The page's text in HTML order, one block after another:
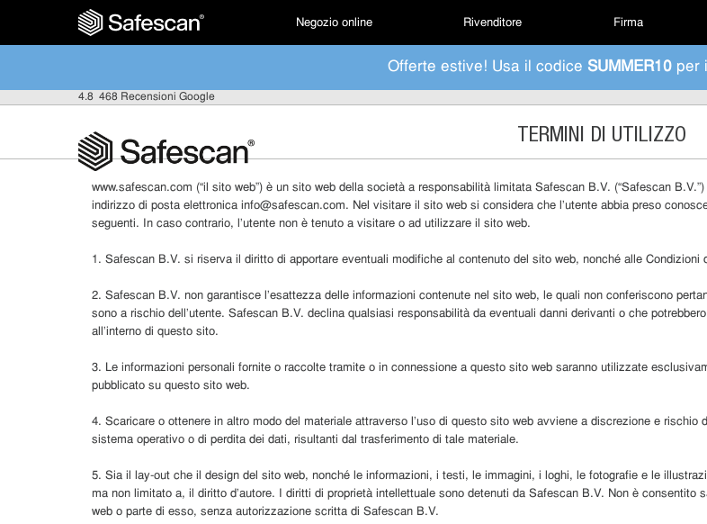
Negozio online Rivenditore Firma
Offerte estive! Usa il codice SUMMER10 per
4.8 468 Recensioni Google
TERMINI DI UTILIZZO
www.safescan.com (“il sito web”) è un sito web della società a responsabilità limitata Safescan B.V. (“Safescan
indirizzo di posta elettronica info@safescan.com. Nel visitare il sito web si considera che l’utente abbia preso
seguenti. In caso contrario, l’utente non è tenuto a visitare o ad utilizzare il sito web.
1. Safescan B.V. si riserva il diritto di apportare eventuali modifiche al contenuto del sito web, nonché alle
2. Safescan B.V. non garantisce l’esattezza delle informazioni contenute nel sito web, le quali non conferiscono
sono a rischio dell’utente. Safescan B.V. declina qualsiasi responsabilità da eventuali danni derivanti o che
all’interno di questo sito.
3. Le informazioni personali fornite o raccolte tramite o in connessione a questo sito web saranno utilizzate
pubblicato su questo sito web.
4. Scaricare o ottenere in altro modo del materiale attraverso l’uso di questo sito web avviene a discrezione e
sistema operativo o di perdita dei dati, risultanti dal trasferimento di tale materiale.
5. Sia il lay-out che il design del sito web, nonché le informazioni, i testi, le immagini, i loghi, le fotografie e le
ma non limitato a, il diritto d’autore. I diritti di proprietà intellettuale sono detenuti da Safescan B.V. Non è
web o parte di esso, senza autorizzazione scritta di Safescan B.V.